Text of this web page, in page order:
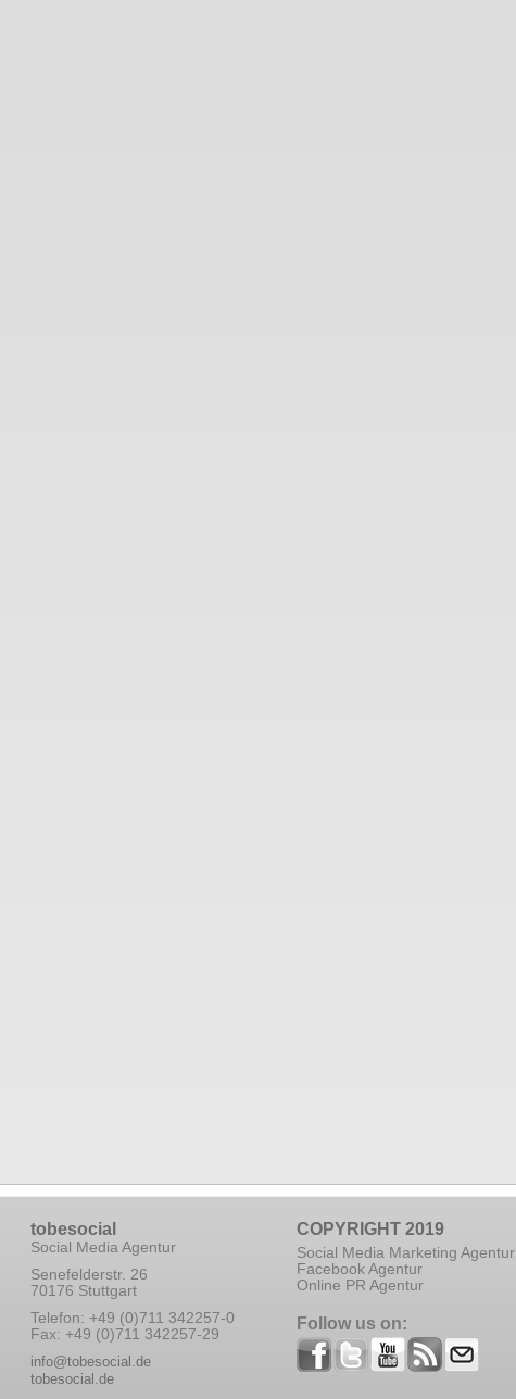
tobesocial
Social Media Agentur
Senefelderstr. 26
70176 Stuttgart
Telefon: +49 (0)711 342257-0
Fax: +49 (0)711 342257-29
info@tobesocial.de
tobesocial.de
COPYRIGHT 2019
Social Media Marketing Agentur
Facebook Agentur
Online PR Agentur
Follow us on: